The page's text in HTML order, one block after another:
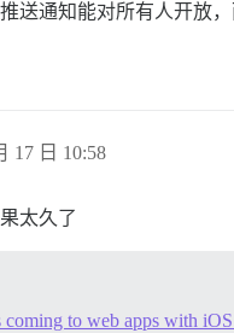
送通知能对所有人开放
17 日 10:58
太久了
coming to web apps with